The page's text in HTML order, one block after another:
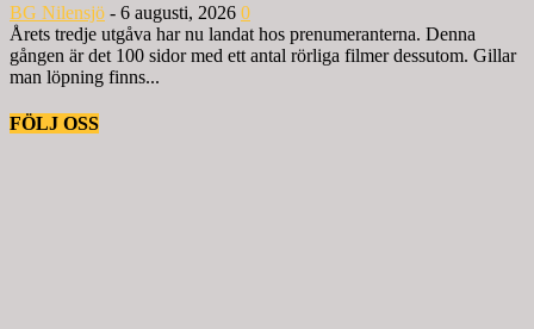
BG Nilensjö - 6 augusti, 2026 0
Årets tredje utgåva har nu landat hos prenumeranterna. Denna
gången är det 100 sidor med ett antal rörliga filmer dessutom. Gillar
man löpning finns...
FÖLJ OSS